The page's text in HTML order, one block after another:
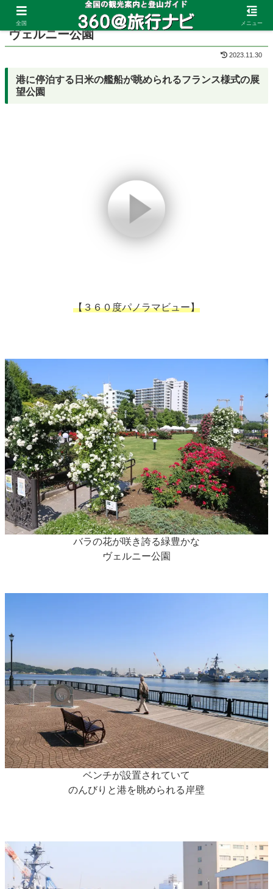
ホーム 神奈川県 横須賀
ヴェルニー公園
2023.11.30
港に停泊する日米の艦船が眺められるフランス様式の展
望公園
【３６０度パノラマビュー】
バラの花が咲き誇る緑豊かな
ヴェルニー公園
ベンチが設置されていて
のんびりと港を眺められる岸壁
全国 メニュー